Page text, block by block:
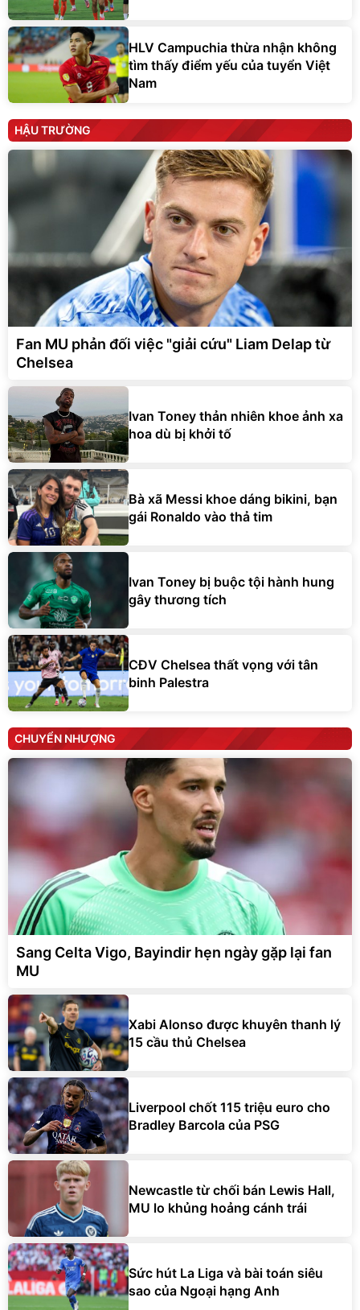
HLV Campuchia thừa nhận không
tìm thấy điểm yếu của tuyển Việt
Nam
HẬU TRƯỜNG
Fan MU phản đối việc "giải cứu" Liam Delap từ
Chelsea
Ivan Toney thản nhiên khoe ảnh xa
hoa dù bị khởi tố
Bà xã Messi khoe dáng bikini, bạn
gái Ronaldo vào thả tim
Ivan Toney bị buộc tội hành hung
gây thương tích
CĐV Chelsea thất vọng với tân
binh Palestra
CHUYỂN NHƯỢNG
Sang Celta Vigo, Bayindir hẹn ngày gặp lại fan
MU
Xabi Alonso được khuyên thanh lý
15 cầu thủ Chelsea
Liverpool chốt 115 triệu euro cho
Bradley Barcola của PSG
Newcastle từ chối bán Lewis Hall,
MU lo khủng hoảng cánh trái
Sức hút La Liga và bài toán siêu
sao của Ngoại hạng Anh